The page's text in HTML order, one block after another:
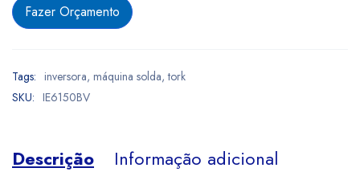
Fazer Orçamento
Tags: inversora, máquina solda,tork
SKU: IE6150BV
Descrição Informação adicional